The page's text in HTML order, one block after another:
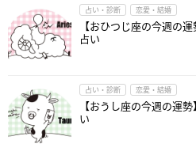
占い・診断 恋愛・結婚
【おひつじ座の今週の
占い
占い・診断 恋愛・結婚
【おうし座の今週の運
い